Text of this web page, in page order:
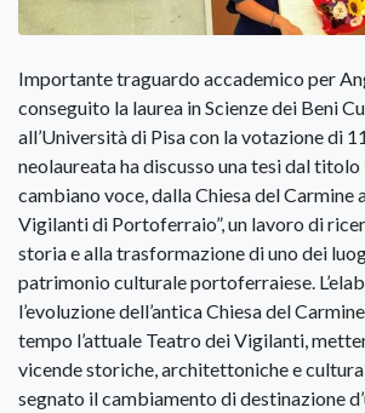
Importante traguardo accademico per
conseguito la laurea in Scienze dei Beni
all’Università di Pisa con la votazione di
neolaureata ha discusso una tesi dal titolo
cambiano voce, dalla Chiesa del Carmine
Vigilanti di Portoferraio”, un lavoro di
storia e alla trasformazione di uno dei
patrimonio culturale portoferraiese.
l’evoluzione dell’antica Chiesa del
tempo l’attuale Teatro dei Vigilanti,
vicende storiche, architettoniche e
segnato il cambiamento di destinazione